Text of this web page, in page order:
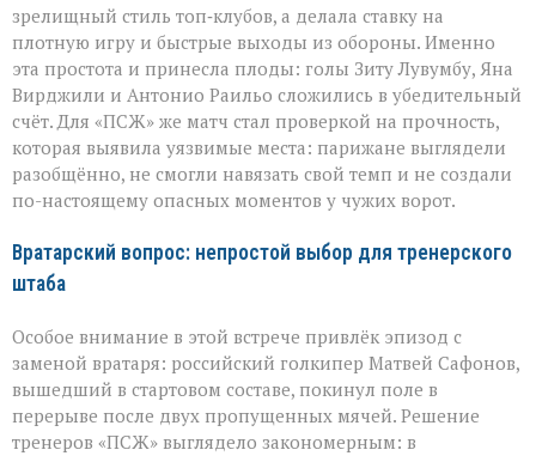
зрелищный стиль топ‑клубов, а делала ставку на
плотную игру и быстрые выходы из обороны. Именно
эта простота и принесла плоды: голы Зиту Лувумбу, Яна
Вирджили и Антонио Раильо сложились в убедительный
счёт. Для «ПСЖ» же матч стал проверкой на прочность,
которая выявила уязвимые места: парижане выглядели
разобщённо, не смогли навязать свой темп и не создали
по-настоящему опасных моментов у чужих ворот.
Вратарский вопрос: непростой выбор для тренерского
штаба
Особое внимание в этой встрече привлёк эпизод с
заменой вратаря: российский голкипер Матвей Сафонов,
вышедший в стартовом составе, покинул поле в
перерыве после двух пропущенных мячей. Решение
тренеров «ПСЖ» выглядело закономерным: в